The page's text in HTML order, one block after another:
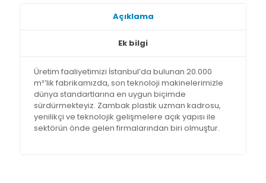
Açıklama
Ek bilgi
Üretim faaliyetimizi İstanbul’da bulunan 20.000
m²’lik fabrikamızda, son teknoloji makinelerimizle
dünya standartlarına en uygun biçimde
sürdürmekteyiz. Zambak plastik uzman kadrosu,
yenilikçi ve teknolojik gelişmelere açık yapısı ile
sektörün önde gelen firmalarından biri olmuştur.